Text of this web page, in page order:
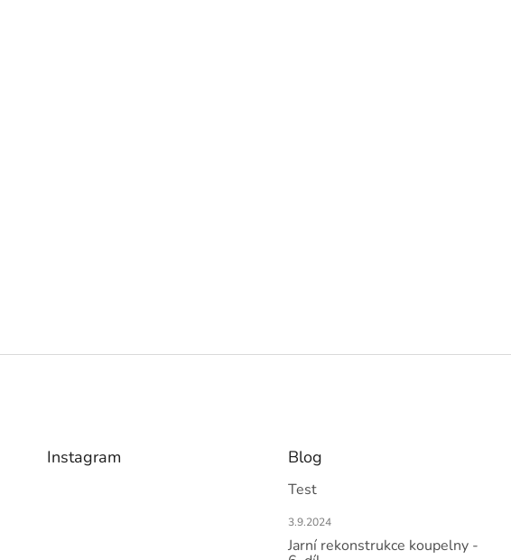
Instagram Blog
Test
3.9.2024
Jarní rekonstrukce koupelny -